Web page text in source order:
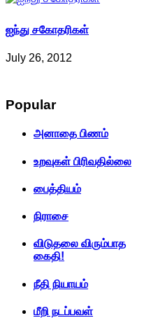
ஐந்து சகோதரிகள்
July 26, 2012
Popular
அனாதை பிணம்
உறவுகள் பிரிவதில்லை
பைத்தியம்
நிராசை
விடுதலை விரும்பாத
கைதி!
நீதி நியாயம்
மீறி நடப்பவள்